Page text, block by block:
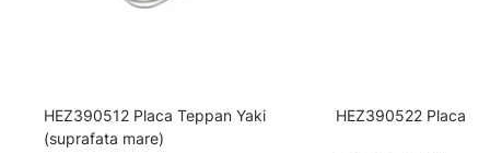
HEZ390512 Placa Teppan Yaki
(suprafata mare)
HEZ390522 Placa